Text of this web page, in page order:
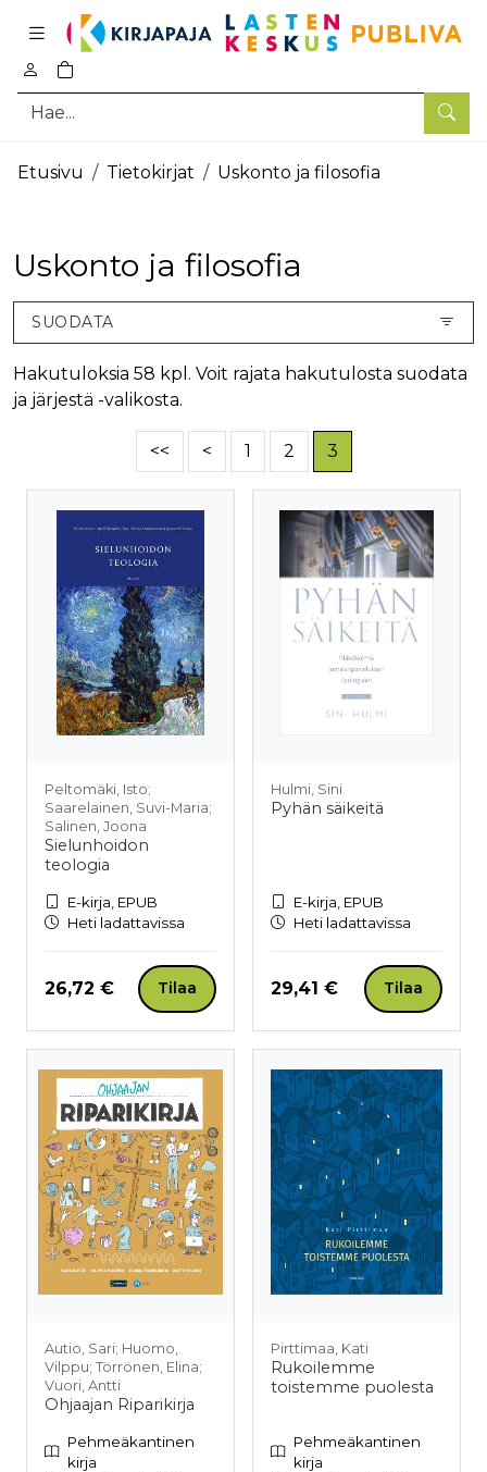
Hae
0
tuotetta ostoskorissa
Pääsisältö
Etusivu Tietokirjat Uskonto ja filosofia
Uskonto ja filosofia
SUODATA
Hakutuloksia 58 kpl. Voit rajata hakutulosta suodata
ja järjestä -valikosta.
<< < 1 2 3
Peltomäki, Isto;
Saarelainen, Suvi-Maria;
Salinen, Joona
Sielunhoidon
teologia
E-kirja, EPUB
Heti ladattavissa
Hinta nyt
26,72 € Tilaa
Hulmi, Sini
Pyhän säikeitä
E-kirja, EPUB
Heti ladattavissa
Hinta nyt
29,41 € Tilaa
Autio, Sari; Huomo,
Vilppu; Törrönen, Elina;
Vuori, Antti
Ohjaajan Riparikirja
Pehmeäkantinen
kirja
Pirttimaa, Kati
Rukoilemme
toistemme puolesta
Pehmeäkantinen
kirja